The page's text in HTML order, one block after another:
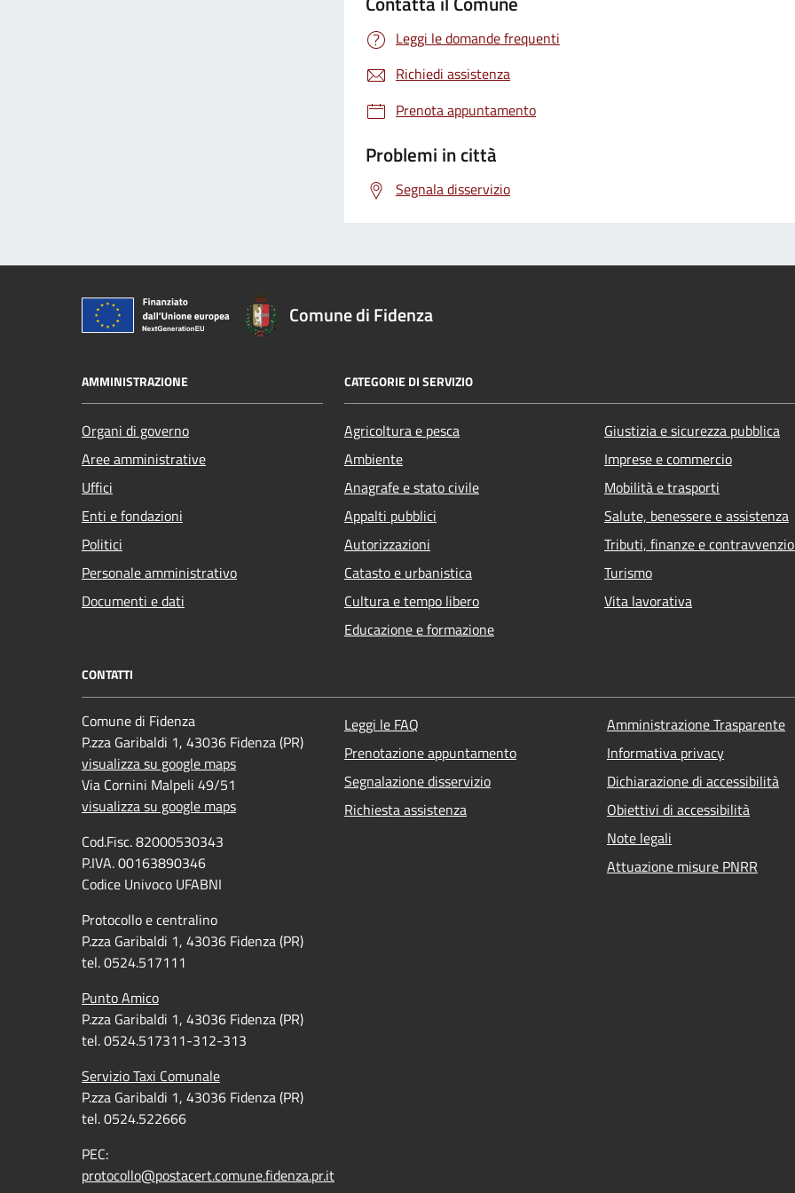
Leggi le domande frequenti
Richiedi assistenza
Prenota appuntamento
Problemi in città
Segnala disservizio
Comune di Fidenza
AMMINISTRAZIONE
Organi di governo
Aree amministrative
Uffici
Enti e fondazioni
Politici
Personale amministrativo
Documenti e dati
CATEGORIE DI SERVIZIO
Agricoltura e pesca
Ambiente
Anagrafe e stato civile
Appalti pubblici
Autorizzazioni
Catasto e urbanistica
Cultura e tempo libero
Educazione e formazione
Giustizia e sicurezza pubblica
Imprese e commercio
Mobilità e trasporti
Salute, benessere e assistenza
Tributi, finanze e
Turismo
Vita lavorativa
CONTATTI
Comune di Fidenza
P.zza Garibaldi 1, 43036 Fidenza (PR)
visualizza su google maps
Via Cornini Malpeli 49/51
visualizza su google maps
Cod.Fisc. 82000530343
P.IVA. 00163890346
Codice Univoco UFABNI
Protocollo e centralino
P.zza Garibaldi 1, 43036 Fidenza (PR)
tel. 0524.517111
Punto Amico
P.zza Garibaldi 1, 43036 Fidenza (PR)
tel. 0524.517311-312-313
Servizio Taxi Comunale
P.zza Garibaldi 1, 43036 Fidenza (PR)
tel. 0524.522666
PEC:
protocollo@postacert.comune.fidenza.pr.it
Leggi le FAQ
Prenotazione appuntamento
Segnalazione disservizio
Richiesta assistenza
Amministrazione Trasparente
Informativa privacy
Dichiarazione di accessibilità
Obiettivi di accessibilità
Note legali
Attuazione misure PNRR